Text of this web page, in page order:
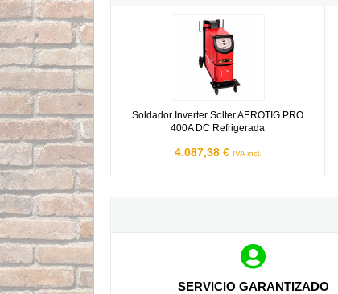
Soldador Inverter Solter AEROTIG PRO
400A DC Refrigerada
4.087,38 € IVA incl.
SERVICIO GARANTIZADO